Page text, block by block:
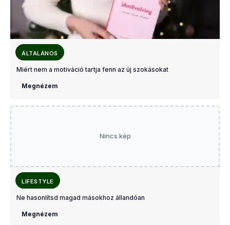
ÁLTALÁNOS
Miért nem a motiváció tartja fenn az új szokásokat
Megnézem
Nincs kép
LIFESTYLE
Ne hasonlítsd magad másokhoz állandóan
Megnézem